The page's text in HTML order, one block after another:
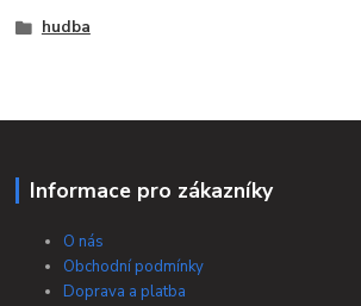
hudba
Informace pro zákazníky
O nás
Obchodní podmínky
Doprava a platba